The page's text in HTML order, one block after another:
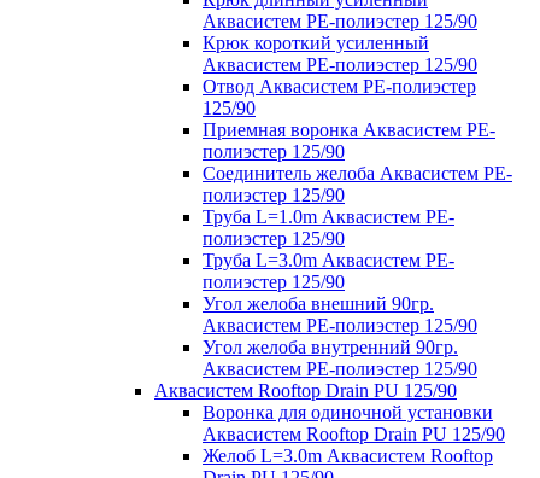
Аквасистем PE-полиэстер 125/90
Крюк короткий усиленный
Аквасистем PE-полиэстер 125/90
Отвод Аквасистем РЕ-полиэстер
125/90
Приемная воронка Аквасистем PE-
полиэстер 125/90
Соединитель желоба Аквасистем PE-
полиэстер 125/90
Труба L=1.0m Аквасистем PE-
полиэстер 125/90
Труба L=3.0m Аквасистем PE-
полиэстер 125/90
Угол желоба внешний 90гр.
Аквасистем PE-полиэстер 125/90
Угол желоба внутренний 90гр.
Аквасистем PE-полиэстер 125/90
Аквасистем Rooftop Drain PU 125/90
Воронка для одиночной установки
Аквасистем Rooftop Drain PU 125/90
Желоб L=3.0m Аквасистем Rooftop